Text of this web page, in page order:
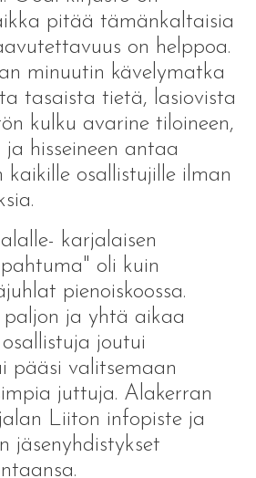
pitää tämänkaltaisia
on helppoa.
minuutin kävelymatka
tasaista tietä, lasiovista
kulku avarine tiloineen,
hisseineen antaa
kaikille osallistujille ilman
karjalaisen
oli kuin
pienoiskoossa.
paljon ja yhtä aikaa
joutui
pääsi valitsemaan
juttuja. Alakerran
Liiton infopiste ja
jäsenyhdistykset